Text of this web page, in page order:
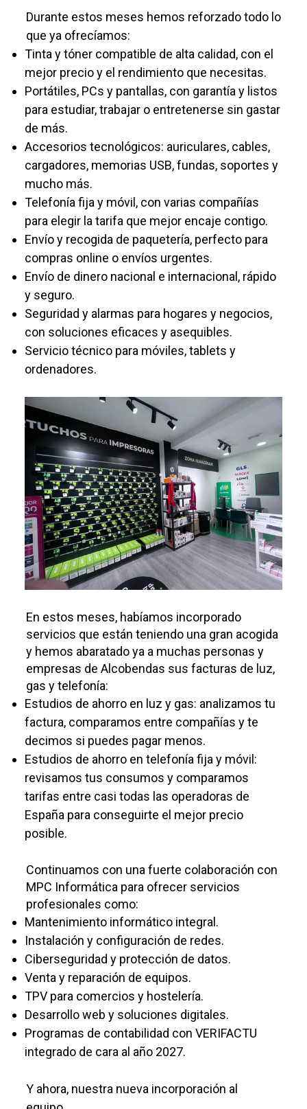
Durante estos meses hemos reforzado todo lo
que ya ofrecíamos:
Tinta y tóner compatible de alta calidad, con el
mejor precio y el rendimiento que necesitas.
Portátiles, PCs y pantallas, con garantía y listos
para estudiar, trabajar o entretenerse sin gastar
de más.
Accesorios tecnológicos: auriculares, cables,
cargadores, memorias USB, fundas, soportes y
mucho más.
Telefonía fija y móvil, con varias compañías
para elegir la tarifa que mejor encaje contigo.
Envío y recogida de paquetería, perfecto para
compras online o envíos urgentes.
Envío de dinero nacional e internacional, rápido
y seguro.
Seguridad y alarmas para hogares y negocios,
con soluciones eficaces y asequibles.
Servicio técnico para móviles, tablets y
ordenadores.
En estos meses, habíamos incorporado
servicios que están teniendo una gran acogida
y hemos abaratado ya a muchas personas y
empresas de Alcobendas sus facturas de luz,
gas y telefonía:
Estudios de ahorro en luz y gas: analizamos tu
factura, comparamos entre compañías y te
decimos si puedes pagar menos.
Estudios de ahorro en telefonía fija y móvil:
revisamos tus consumos y comparamos
tarifas entre casi todas las operadoras de
España para conseguirte el mejor precio
posible.
Continuamos con una fuerte colaboración con
MPC Informática para ofrecer servicios
profesionales como:
Mantenimiento informático integral.
Instalación y configuración de redes.
Ciberseguridad y protección de datos.
Venta y reparación de equipos.
TPV para comercios y hostelería.
Desarrollo web y soluciones digitales.
Programas de contabilidad con VERIFACTU
integrado de cara al año 2027.
Y ahora, nuestra nueva incorporación al